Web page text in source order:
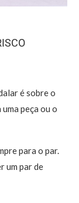
é sobre o
peça ou o
para o par.
um par de